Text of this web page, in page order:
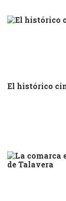
El histórico